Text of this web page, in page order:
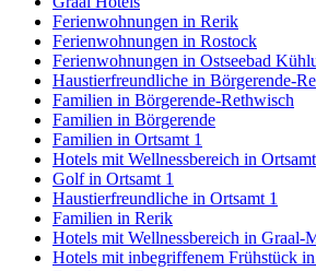
Ferienwohnungen in Rerik
Ferienwohnungen in Rostock
Ferienwohnungen in Ostseebad
Haustierfreundliche in Börgerende-
Familien in Börgerende-Rethwisch
Familien in Börgerende
Familien in Ortsamt 1
Hotels mit Wellnessbereich in Ortsamt
Golf in Ortsamt 1
Haustierfreundliche in Ortsamt 1
Familien in Rerik
Hotels mit Wellnessbereich in Graal-
Hotels mit inbegriffenem Frühstück